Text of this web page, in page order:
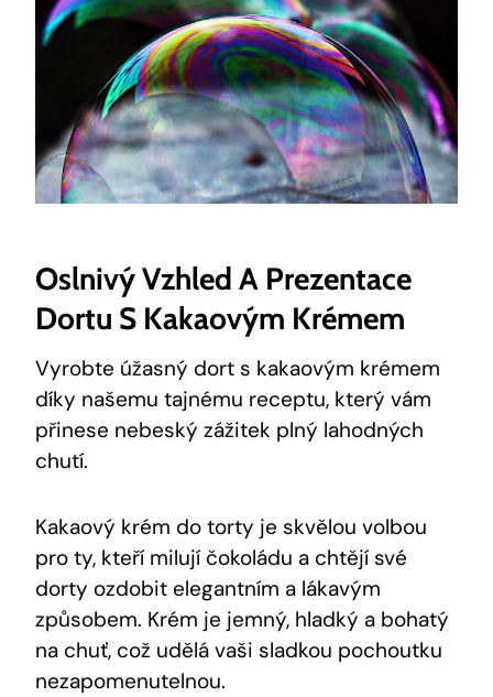
Oslnivý Vzhled A ⁤prezentace
Dortu⁤ S Kakaovým Krémem
Vyrobte úžasný dort s kakaovým krémem
díky našemu ‌tajnému receptu, který⁤ vám
přinese ⁢nebeský zážitek plný lahodných
chutí.
Kakaový krém​ do‌ torty je skvělou volbou​
pro ty, kteří ‌milují ‍čokoládu⁣ a chtějí své
‍dorty ozdobit elegantním a lákavým
způsobem. ‍Krém ⁢je jemný, hladký⁢ a bohatý
na chuť, což⁢ udělá vaši‍ sladkou pochoutku
‌nezapomenutelnou.